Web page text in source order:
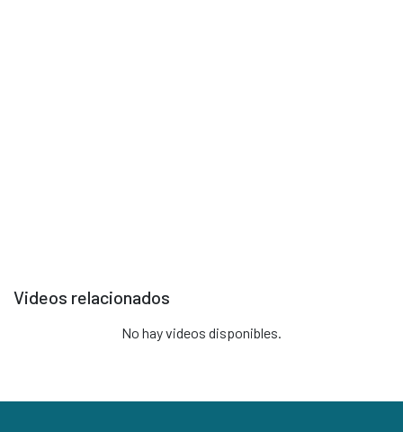
Videos relacionados
No hay videos disponibles.